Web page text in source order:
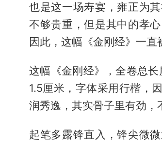
也是这一场寿宴，雍正为
不够贵重，但是其中的孝
因此，这幅《金刚经》一
这幅《金刚经》，全卷总
1.5厘米，字体采用行楷，
润秀逸，其实骨子里有劲，
起笔多露锋直入，锋尖微